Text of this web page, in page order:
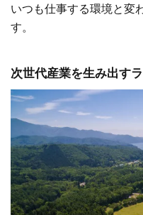
いつも仕事する環境と変
す。
次世代産業を生み出す